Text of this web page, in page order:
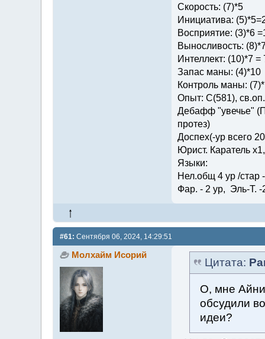
Скорость: (7)*5
Инициатива:
Восприятие: (3)*6
Выносливость:
Интеллект: (10)*7 =
Запас маны: (4)*10
Контроль маны:
Опыт: C(581),
Дебафф "увечье"
протез)
Доспех(-ур всего
Юрист. Каратель
Языки:
Нел.общ 4 ур /стар
Фар. - 2 ур, Эль-Т. -
#61: Сентября 06, 2024, 14:29:51
Молхайм Исорий
Цитата:
О, мне Айни
обсудили
идеи?